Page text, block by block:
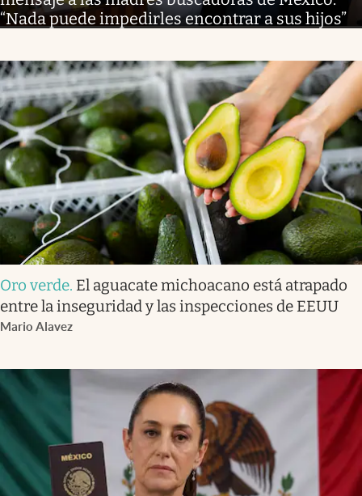
“Nada puede impedirles encontrar a sus hijos”
Oro verde. El aguacate michoacano está atrapado
entre la inseguridad y las inspecciones de EEUU
Mario Alavez